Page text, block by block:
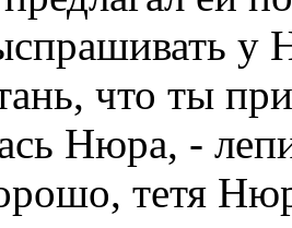
у
что ты
Нюра, -
тетя